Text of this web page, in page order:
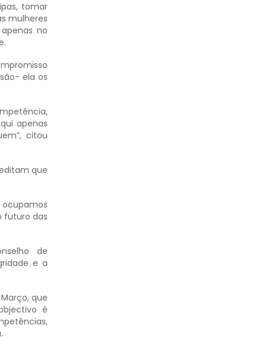
tomar
mulheres
no
ela os
apenas
citou
que
ocupamos
futuro das
de
e a
que
é